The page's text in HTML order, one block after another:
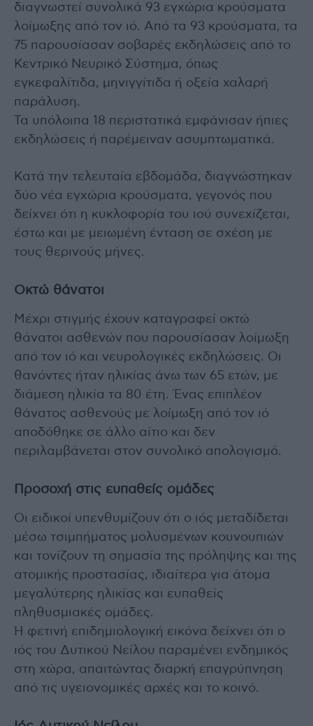
διαγνωστεί συνολικά 93 εγχώρια κρούσματα
λοίμωξης από τον ιό. Από τα 93 κρούσματα, τα
75 παρουσίασαν σοβαρές εκδηλώσεις από το
Κεντρικό Νευρικό Σύστημα, όπως
εγκεφαλίτιδα, μηνιγγίτιδα ή οξεία χαλαρή
παράλυση.
Τα υπόλοιπα 18 περιστατικά εμφάνισαν ήπιες
εκδηλώσεις ή παρέμειναν ασυμπτωματικά.
Κατά την τελευταία εβδομάδα, διαγνώστηκαν
δύο νέα εγχώρια κρούσματα, γεγονός που
δείχνει ότι η κυκλοφορία του ιού συνεχίζεται,
έστω και με μειωμένη ένταση σε σχέση με
τους θερινούς μήνες.
Οκτώ θάνατοι
Μέχρι στιγμής έχουν καταγραφεί οκτώ
θάνατοι ασθενών που παρουσίασαν λοίμωξη
από τον ιό και νευρολογικές εκδηλώσεις. Οι
θανόντες ήταν ηλικίας άνω των 65 ετών, με
διάμεση ηλικία τα 80 έτη. Ένας επιπλέον
θάνατος ασθενούς με λοίμωξη από τον ιό
αποδόθηκε σε άλλο αίτιο και δεν
περιλαμβάνεται στον συνολικό απολογισμό.
Προσοχή στις ευπαθείς ομάδες
Οι ειδικοί υπενθυμίζουν ότι ο ιός μεταδίδεται
μέσω τσιμπήματος μολυσμένων κουνουπιών
και τονίζουν τη σημασία της πρόληψης και της
ατομικής προστασίας, ιδιαίτερα για άτομα
μεγαλύτερης ηλικίας και ευπαθείς
πληθυσμιακές ομάδες.
Η φετινή επιδημιολογική εικόνα δείχνει ότι ο
ιός του Δυτικού Νείλου παραμένει ενδημικός
στη χώρα, απαιτώντας διαρκή επαγρύπνηση
από τις υγειονομικές αρχές και το κοινό.